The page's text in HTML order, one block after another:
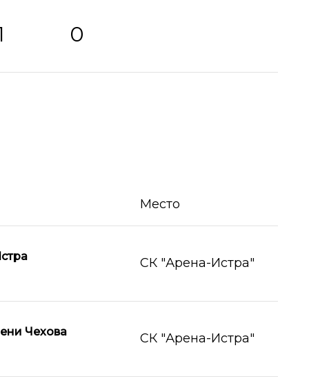
0
Место
СК "Арена-Истра"
Чехова
СК "Арена-Истра"